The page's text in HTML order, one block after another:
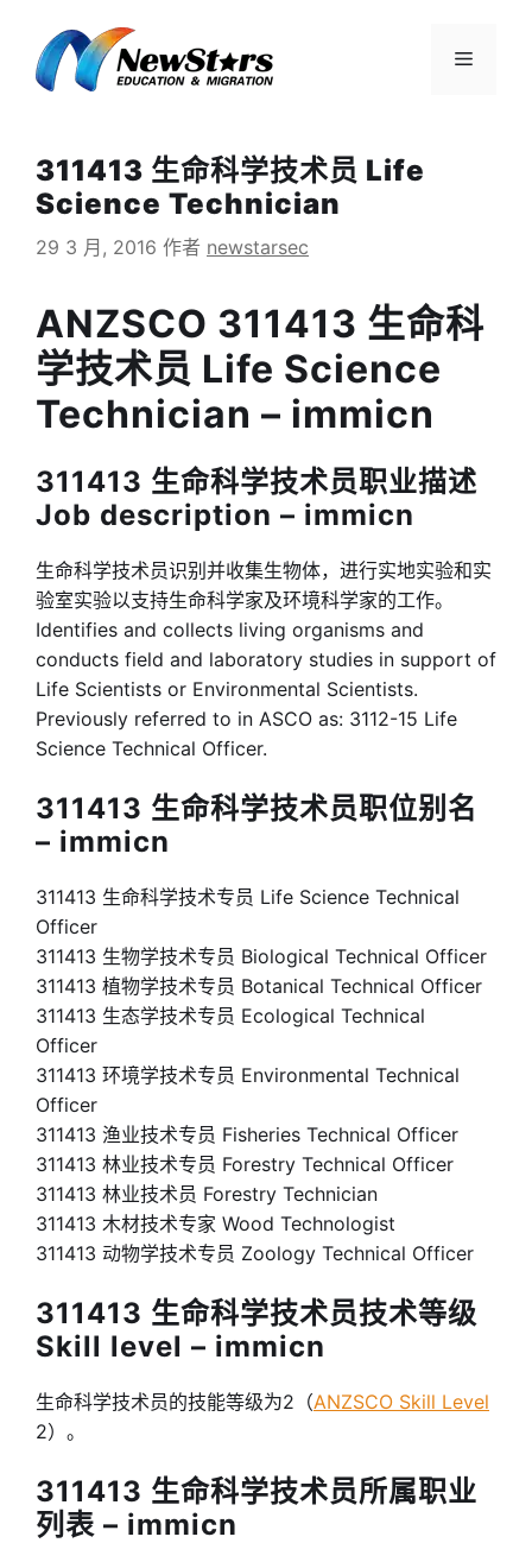
菜
311413 生命科学技术员 Life
Science Technician
29 3 月, 2016 作者 newstarsec
ANZSCO 311413 生命科
学技术员 Life Science
Technician – immicn
311413 生命科学技术员职业描述
Job description – immicn
生命科学技术员识别并收集生物体，进行实地实验和实
验室实验以支持生命科学家及环境科学家的工作。
Identifies and collects living organisms and
conducts field and laboratory studies in support of
Life Scientists or Environmental Scientists.
Previously referred to in ASCO as: 3112-15 Life
Science Technical Officer.
311413 生命科学技术员职位别名
– immicn
311413 生命科学技术专员 Life Science Technical
Officer
311413 生物学技术专员 Biological Technical Officer
311413 植物学技术专员 Botanical Technical Officer
311413 生态学技术专员 Ecological Technical
Officer
311413 环境学技术专员 Environmental Technical
Officer
311413 渔业技术专员 Fisheries Technical Officer
311413 林业技术专员 Forestry Technical Officer
311413 林业技术员 Forestry Technician
311413 木材技术专家 Wood Technologist
311413 动物学技术专员 Zoology Technical Officer
311413 生命科学技术员技术等级
Skill level – immicn
生命科学技术员的技能等级为2（ANZSCO Skill Level
2）。
311413 生命科学技术员所属职业
列表 – immicn